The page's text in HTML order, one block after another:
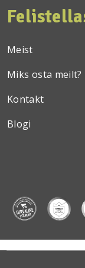
Meist
Miks osta meilt?
Kontakt
Blogi